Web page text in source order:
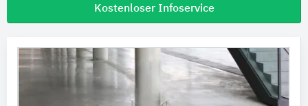
Kostenloser Infoservice